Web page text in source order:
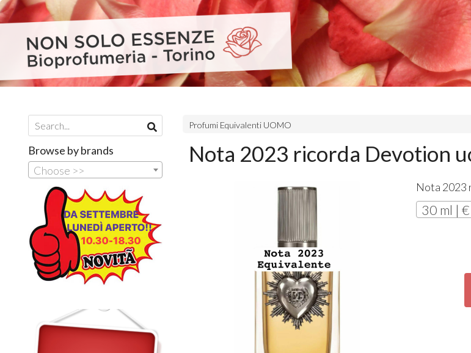
Profumi Equivalenti UOMO
Nota 2023 ricorda Devotion
Nota 2023
30 ml |
Browse by brands
Choose >>